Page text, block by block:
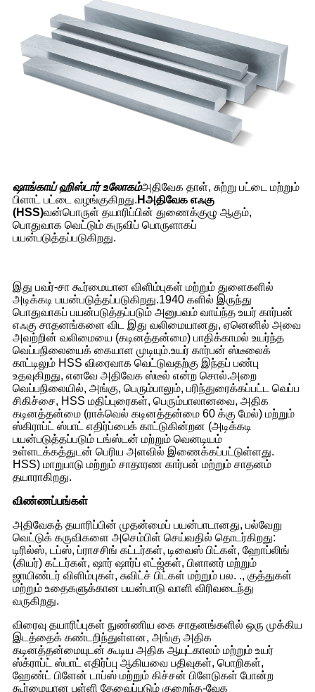
ஷாங்காய் ஹிஸ்டார் உலோகம்அதிவேக தாள், சுற்று பட்டை மற்றும்
பிளாட் பட்டை வழங்குகிறது. Hஅதிவேக எஃகு
(HSS)வன்பொருள் தயாரிப்பின் துணைக்குழு ஆகும்,
பொதுவாக வெட்டும் கருவிப் பொருளாகப்
பயன்படுத்தப்படுகிறது.
இது பவர்-சா கூர்மையான விளிம்புகள் மற்றும் துளைகளில்
அடிக்கடி பயன்படுத்தப்படுகிறது.1940 களில் இருந்து
பொதுவாகப் பயன்படுத்தப்படும் அனுபவம் வாய்ந்த உயர் கார்பன்
எஃகு சாதனங்களை விட இது வலிமையானது, ஏனெனில் அவை
அவற்றின் வலிமையை (கடினத்தன்மை) பாதிக்காமல் உயர்ந்த
வெப்பநிலையைக் கையாள முடியும்.உயர் கார்பன் ஸ்டீலைக்
காட்டிலும் HSS விரைவாக வெட்டுவதற்கு இந்தப் பண்பு
உதவுகிறது, எனவே அதிவேக ஸ்டீல் என்ற சொல்.அறை
வெப்பநிலையில், அங்கு, பெரும்பாலும், பரிந்துரைக்கப்பட்ட வெப்ப
சிகிச்சை, HSS மதிப்புரைகள், பெரும்பாலானவை, அதிக
கடினத்தன்மை (ராக்வெல் கடினத்தன்மை 60 க்கு மேல்) மற்றும்
ஸ்கிராப்ட் ஸ்பாட் எதிர்ப்பைக் காட்டுகின்றன (அடிக்கடி
பயன்படுத்தப்படும் டங்ஸ்டன் மற்றும் வெனடியம்
உள்ளடக்கத்துடன் பெரிய அளவில் இணைக்கப்பட்டுள்ளது.
HSS) மாறுபாடு மற்றும் சாதாரண கார்பன் மற்றும் சாதனம்
தயாராகிறது.
விண்ணப்பங்கள்
அதிவேகத் தயாரிப்பின் முதன்மைப் பயன்பாடானது, பல்வேறு
வெட்டுக் கருவிகளை அசெம்பிள் செய்வதில் தொடர்கிறது:
டிரில்ஸ், டப்ஸ், ப்ராசசிங் கட்டர்கள், டிவைஸ் பிட்கள், ஹோப்லிங்
(கியர்) கட்டர்கள், ஷார் ஷார்ப் எட்ஜ்கள், பிளானர் மற்றும்
ஜாயிண்டர் விளிம்புகள், சுவிட்ச் பிட்கள் மற்றும் பல. ., குத்துகள்
மற்றும் உதைகளுக்கான பயன்பாடு வாளி விரிவடைந்து
வருகிறது.
விரைவு தயாரிப்புகள் நுண்ணிய கை சாதனங்களில் ஒரு முக்கிய
இடத்தைக் கண்டறிந்துள்ளன, அங்கு அதிக
கடினத்தன்மையுடன் கூடிய அதிக ஆயுட்காலம் மற்றும் உயர்
ஸ்க்ராப்ட் ஸ்பாட் எதிர்ப்பு ஆகியவை பதிவுகள், பொறிகள்,
ஹேண்ட் பிளேன் டாப்ஸ் மற்றும் கிச்சன் பிளேடுகள் போன்ற
கூர்மையான புள்ளி தேவைப்படும் குறைந்த-வேக